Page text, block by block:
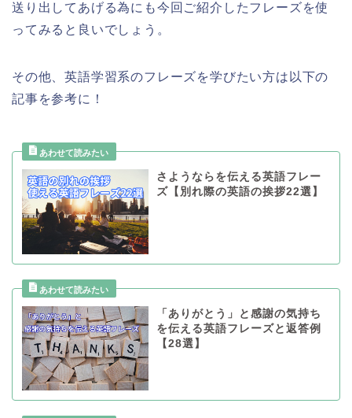
送り出してあげる為にも今回ご紹介したフレーズを使
ってみると良いでしょう。
その他、英語学習系のフレーズを学びたい方は以下の
記事を参考に！
さようならを伝える英語フレー
ズ【別れ際の英語の挨拶22選】
「ありがとう」と感謝の気持ち
を伝える英語フレーズと返答例
【28選】